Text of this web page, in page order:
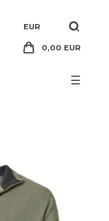
EUR
0,00 EUR
☰